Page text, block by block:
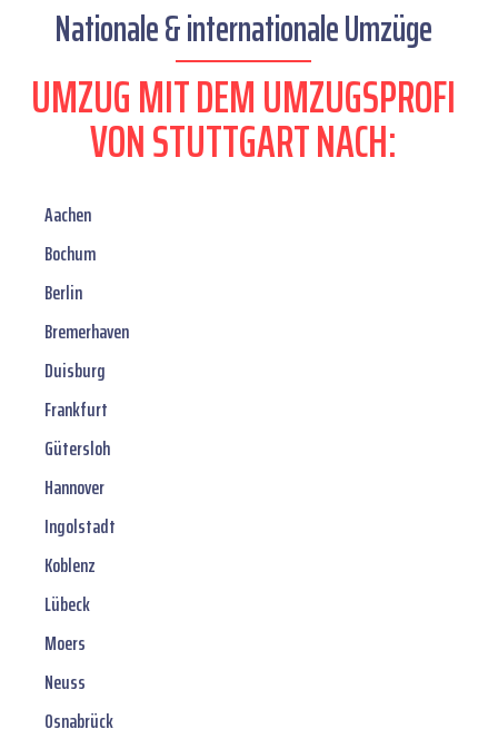
Nationale & internationale Umzüge
UMZUG MIT DEM UMZUGSPROFI
VON STUTTGART NACH:
Aachen
Bochum
Berlin
Bremerhaven
Duisburg
Frankfurt
Gütersloh
Hannover
Ingolstadt
Koblenz
Lübeck
Moers
Neuss
Osnabrück